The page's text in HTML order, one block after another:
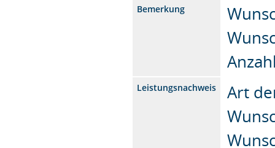
Bemerkung
Leistungsnachweis
Art